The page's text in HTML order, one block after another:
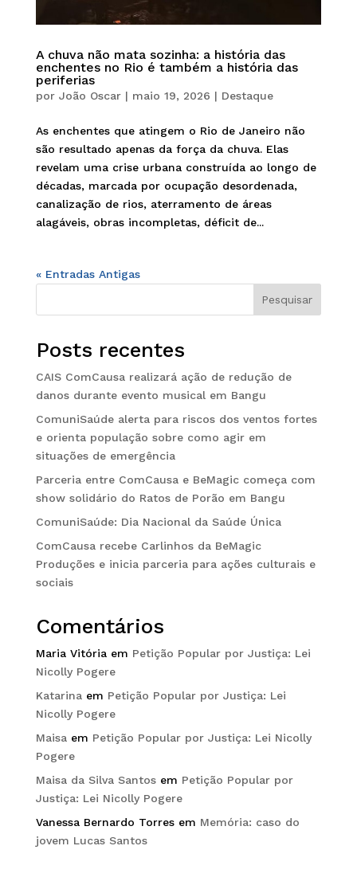
A chuva não mata sozinha: a história das
enchentes no Rio é também a história das
periferias
por João Oscar| maio 19, 2026 | Destaque
As enchentes que atingem o Rio de Janeiro não
são resultado apenas da força da chuva. Elas
revelam uma crise urbana construída ao longo de
décadas, marcada por ocupação desordenada,
canalização de rios, aterramento de áreas
alagáveis, obras incompletas, déficit de...
« Entradas Antigas
Pesquisar
Posts recentes
CAIS ComCausa realizará ação de redução de
danos durante evento musical em Bangu
ComuniSaúde alerta para riscos dos ventos fortes
e orienta população sobre como agir em
situações de emergência
Parceria entre ComCausa e BeMagic começa com
show solidário do Ratos de Porão em Bangu
ComuniSaúde: Dia Nacional da Saúde Única
ComCausa recebe Carlinhos da BeMagic
Produções e inicia parceria para ações culturais e
sociais
Comentários
Maria Vitóriaem Petição Popular por Justiça: Lei
Nicolly Pogere
Katarinaem Petição Popular por Justiça: Lei
Nicolly Pogere
Maisaem Petição Popular por Justiça: Lei Nicolly
Pogere
Maisa da Silva Santosem Petição Popular por
Justiça: Lei Nicolly Pogere
Vanessa Bernardo Torresem Memória: caso do
jovem Lucas Santos